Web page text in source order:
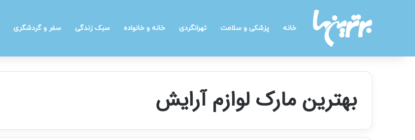
خانه پزشکی و سلامت تهرانگردی خانه و خانواده سبک زندگی سفر و گردشگری
بهترین مارک لوازم آرایش